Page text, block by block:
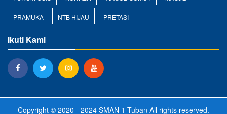
PRAMUKA NTB HIJAU PRETASI
Ikuti Kami
Copyright © 2020 - 2024 SMAN 1 Tuban All rights reserved.